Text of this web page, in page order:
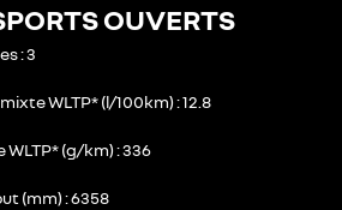
OUVERTS
3
WLTP* (l/100km) 12.8
WLTP* (g/km) 336
(mm) 6358